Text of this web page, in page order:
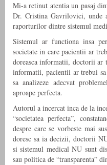
Mi-a retinut atentia un pasaj
Dr. Cristina Gavrilovici, unde
raporturilor dintre sistemul
Sistemul ar functiona insa
societate in care pacientii ar
doreasca informatii, doctorii ar
informatii, pacientii ar trebui
sa analizeze adecvat
aproape perfecta.
Autorul a incercat inca de la
“societatea perfecta”,
despre care se vorbeste mai
doresc sa ia decizii, doctorii
si sistemul medical NU sunt
sau politica de “transparenta”